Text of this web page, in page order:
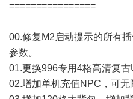
================
00.修复M2启动提示的所有
参数。
01.更换996专用4格高清复古
02.增加单机充值NPC，可无